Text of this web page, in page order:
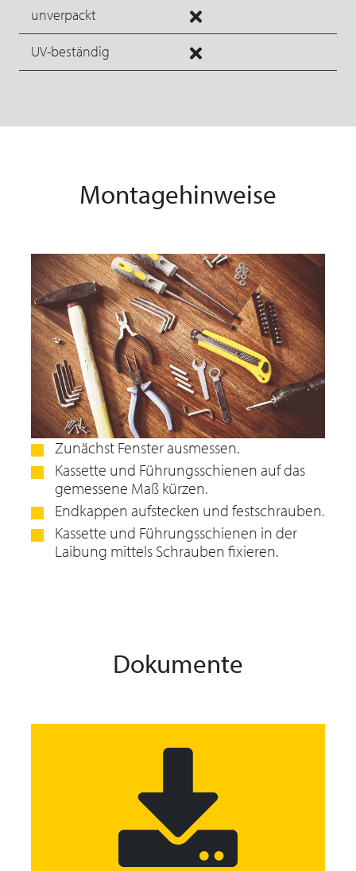
unverpackt
UV-beständig
Montagehinweise
Zunächst Fenster ausmessen.
Kassette und Führungsschienen auf das
gemessene Maß kürzen.
Endkappen aufstecken und festschrauben.
Kassette und Führungsschienen in der
Laibung mittels Schrauben fixieren.
Dokumente